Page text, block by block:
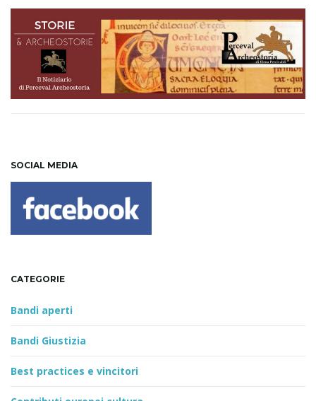
SOCIAL MEDIA
CATEGORIE
Bandi aperti
Bandi Giustizia
Best practices e vincitori